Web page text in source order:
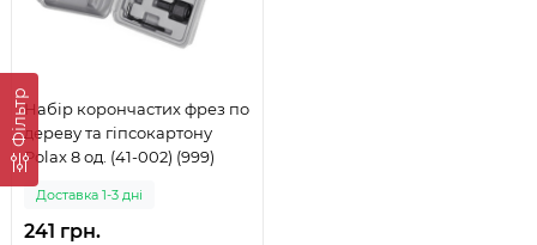
ФільтрНабір корончастих фрез по
дереву та гіпсокартону
Polax 8 од. (41-002) (999)
Доставка 1-3 дні
241 грн.